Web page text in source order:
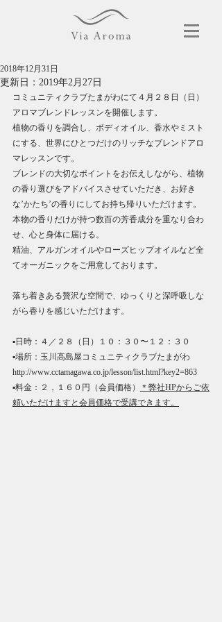
2018年12月31日
更新日： 2019年2月27日
コミュニティクラブたまがわにて４月２８日（日）
アロマブレンドレッスンを開催します。
植物の香りを調合し、ボディオイル、香水やミスト
にする、世界にひとつだけのリッチなブレンドアロ
マレッスンです。
ブレンドの大切なポイントをお伝えしながら、植物
の香り選びをアドバイスさせていただき、お好き
な’かたち’の香りにしてお持ち帰りいただけます。
本物の香りだけが持つ数百の芳香成分を重なり合わ
せ、心と身体に届ける。
精油、アルガンオイルやローズヒップオイルなど全
てオーガニックをご用意しております。
落ち着きある贅沢な空間で、ゆっくりと深呼吸しな
がら香りを感じいただけます。
▪️日時：４／２８（日）１０：３０〜１２：３０
▪️場所：玉川高島屋コミュニティクラブたまがわ
http://www.cctamagawa.co.jp/lesson/list.html?key2=863
▪️料金：２，１６０円（会員価格）
＊弊社HPからご依
頼いただけますと会員価格で受講できます。